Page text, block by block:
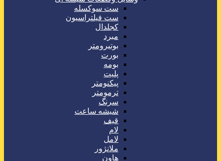
ست سوکسله
ست فیلتراسیون
کجلدال
مبرد
بوتیرومتر
بورت
بومه
پلیت
پیکنومتر
ترمومتر
سرنگ
شیشه ساعت
قیف
لام
لامل
ملانژور
هاون